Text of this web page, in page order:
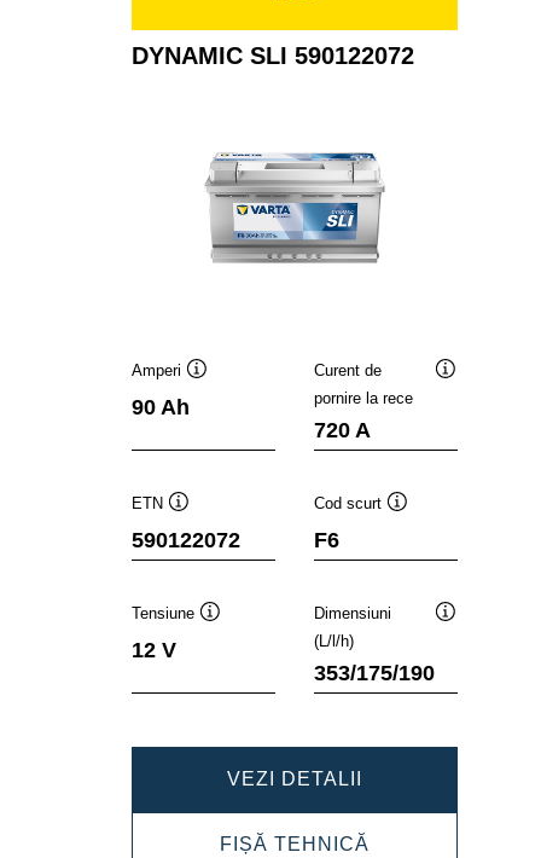
DYNAMIC SLI 590122072
Amperi
90 Ah
Curent de
pornire la rece
720 A
ETN
590122072
Cod scurt
F6
Tensiune
12 V
Dimensiuni
(L/l/h)
353/175/190
VEZI DETALII
SLI
590122072
FIȘĂ TEHNICĂ